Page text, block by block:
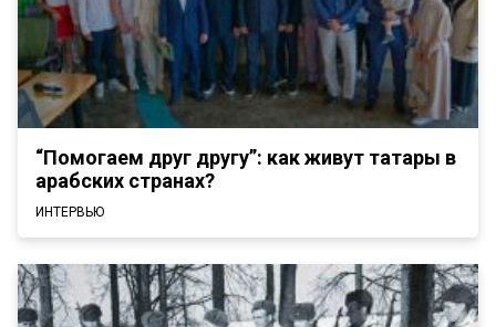
“Помогаем друг другу”: как живут татары в
арабских странах?
ИНТЕРВЬЮ